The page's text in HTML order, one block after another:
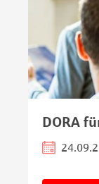
DORA